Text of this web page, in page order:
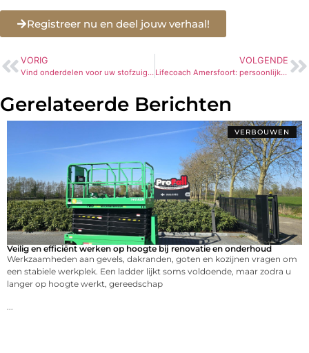
Registreer nu en deel jouw verhaal!
VORIG
Vind onderdelen voor uw stofzuiger gemakkelijk online
VOLGENDE
Lifecoach Amersfoort: persoonlijke groei en positieve verandering met Mirte Hultink
Gerelateerde Berichten
VERBOUWEN
Veilig en efficiënt werken op hoogte bij renovatie en onderhoud
Werkzaamheden aan gevels, dakranden, goten en kozijnen vragen om
een stabiele werkplek. Een ladder lijkt soms voldoende, maar zodra u
langer op hoogte werkt, gereedschap